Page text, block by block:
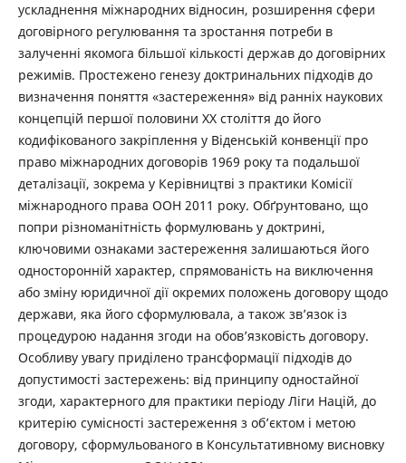
ускладнення міжнародних відносин, розширення сфери
договірного регулювання та зростання потреби в
залученні якомога більшої кількості держав до договірних
режимів. Простежено генезу доктринальних підходів до
визначення поняття «застереження» від ранніх наукових
концепцій першої половини ХХ століття до його
кодифікованого закріплення у Віденській конвенції про
право міжнародних договорів 1969 року та подальшої
деталізації, зокрема у Керівництві з практики Комісії
міжнародного права ООН 2011 року. Обґрунтовано, що
попри різноманітність формулювань у доктрині,
ключовими ознаками застереження залишаються його
односторонній характер, спрямованість на виключення
або зміну юридичної дії окремих положень договору щодо
держави, яка його сформулювала, а також зв’язок із
процедурою надання згоди на обов’язковість договору.
Особливу увагу приділено трансформації підходів до
допустимості застережень: від принципу одностайної
згоди, характерного для практики періоду Ліги Націй, до
критерію сумісності застереження з об’єктом і метою
договору, сформульованого в Консультативному висновку